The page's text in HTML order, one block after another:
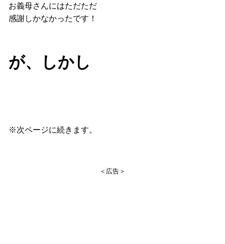
お義母さんにはただただ
感謝しかなかったです！
が、しかし
※次ページに続きます。
＜広告＞